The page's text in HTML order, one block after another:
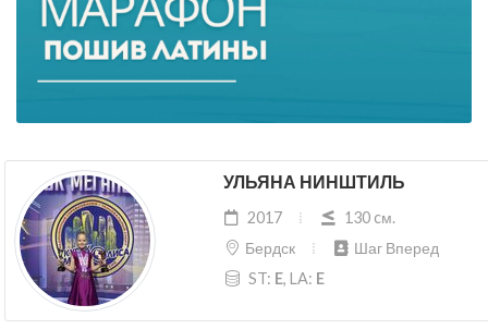
УЛЬЯНА НИНШТИЛЬ
2017
130 cм.
Бердск
Шаг Вперед
ST: E, LA: E